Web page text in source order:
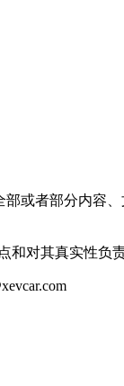
或者部分内容
和对其真实性负责